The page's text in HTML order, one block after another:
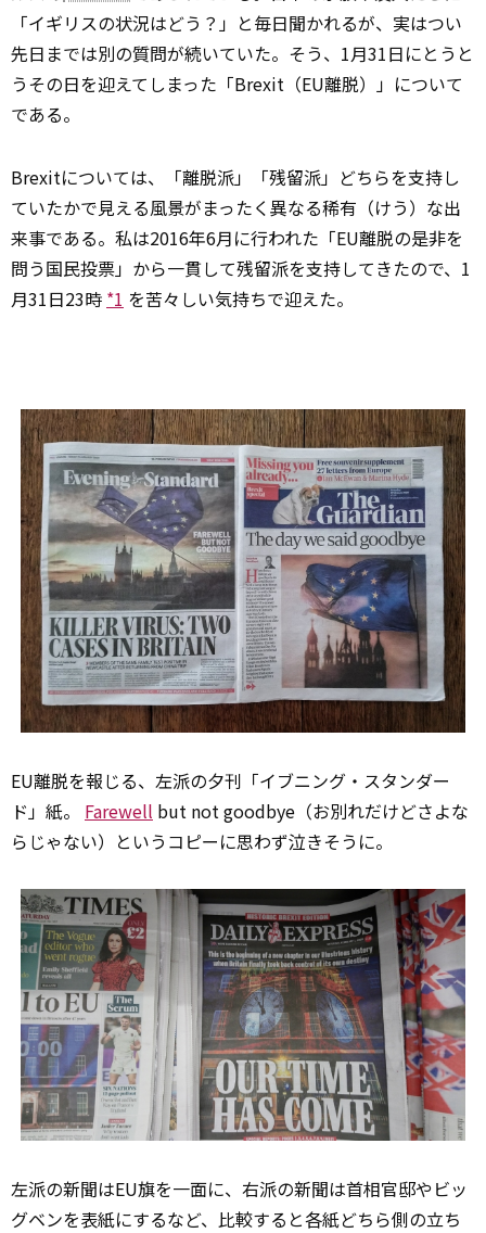
「イギリスの状況はどう？」と毎日聞かれるが、実はつい
先日までは別の質問が続いていた。そう、1月31日にとうと
うその日を迎えてしまった「Brexit（EU離脱）」について
である。
Brexitについては、「離脱派」「残留派」どちらを支持し
ていたかで見える風景がまったく異なる稀有（けう）な出
来事である。私は2016年6月に行われた「EU離脱の是非を
問う国民投票」から一貫して残留派を支持してきたので、1
月31日23時 *1 を苦々しい気持ちで迎えた。
EU離脱を報じる、左派の夕刊「イブニング・スタンダー
ド」紙。 Farewell but not goodbye（お別れだけどさよな
らじゃない）というコピーに思わず泣きそうに。
左派の新聞はEU旗を一面に、右派の新聞は首相官邸やビッ
グベンを表紙にするなど、比較すると各紙どちら側の立ち